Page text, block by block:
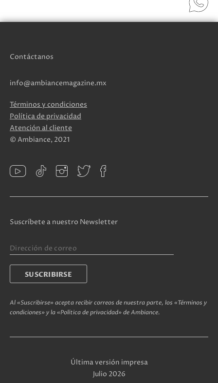
Contáctanos
info@ambiancemagazine.mx
Términos y condiciones
Política de privacidad
Atención al cliente
© Ambiance, 2021
Suscríbete a nuestro Newsletter
Al «Suscribirse» acepta recibir correos de nuestra parte, los «Términos y
condiciones» y la «Política de privacidad» de Ambiance.
Última versión impresa
Julio 2026